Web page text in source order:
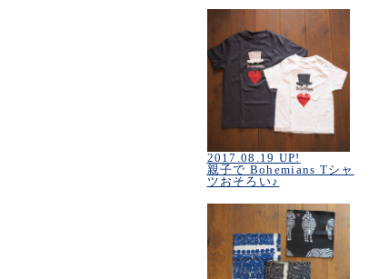
2017.08.19 UP!
親子で Bohemians Tシャ
ツおそろい♪